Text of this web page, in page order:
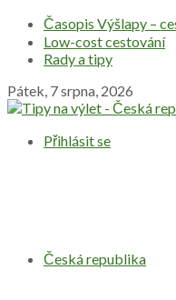
Časopis Výšlapy –
Low-cost cestování
Rady a tipy
Pátek, 7 srpna, 2026
Přihlásit se
Česká republika